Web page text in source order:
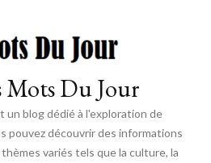
Mots Du Jour
un blog dédié à l'exploration de
pouvez découvrir des informations
variés tels que la culture, la